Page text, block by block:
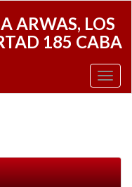
ARWAS, LOS
185 CABA